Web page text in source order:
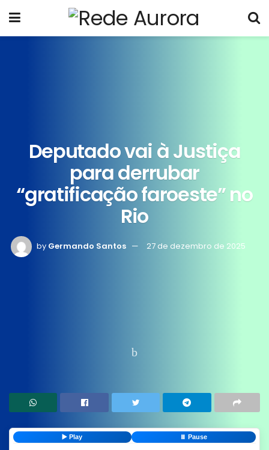
Deputado vai à Justiça
para derrubar
“gratificação faroeste” no
Rio
by Germando Santos 27 de dezembro de 2025
▶️ Play ⏸️ Pause